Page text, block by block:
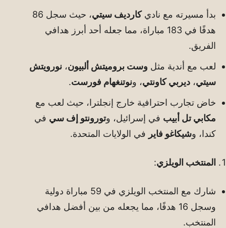
بدأ مسيرته مع ناديكارديف سيتي
، حيث سجل 86
هدفًا في 183 مباراة، مما جعله أحد أبرز هدافي
الفريق.
لعب مع أندية مثل وست بروميتش ألبيون، نورويتش
سيتي، ديربي كاونتي، ونوتنغهام فورست.
خاض تجارب احترافية خارج إنجلترا، حيث لعب مع
مكابي تل أبيب في إسرائيل، وتورونتو إف سي في
كندا، وشيكاغو فاير في الولايات المتحدة.
المنتخب الويلزي:
شارك مع المنتخب الويلزي في 59 مباراة دولية
وسجل 16 هدفًا، مما يجعله من بين أفضل هدافي
المنتخب.